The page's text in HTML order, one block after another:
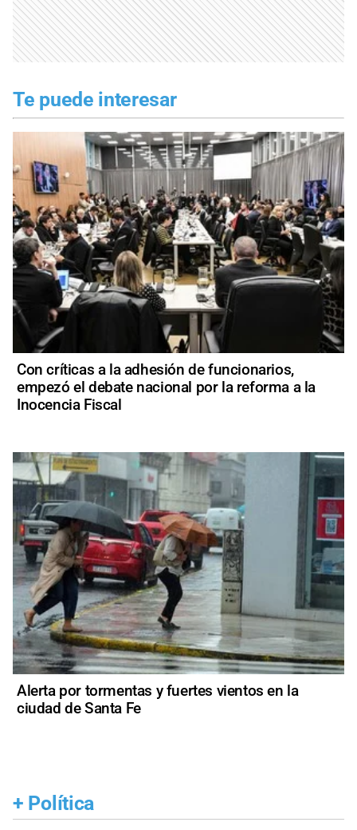
Te puede interesar
Con críticas a la adhesión de funcionarios,
empezó el debate nacional por la reforma a la
Inocencia Fiscal
Alerta por tormentas y fuertes vientos en la
ciudad de Santa Fe
+ Política